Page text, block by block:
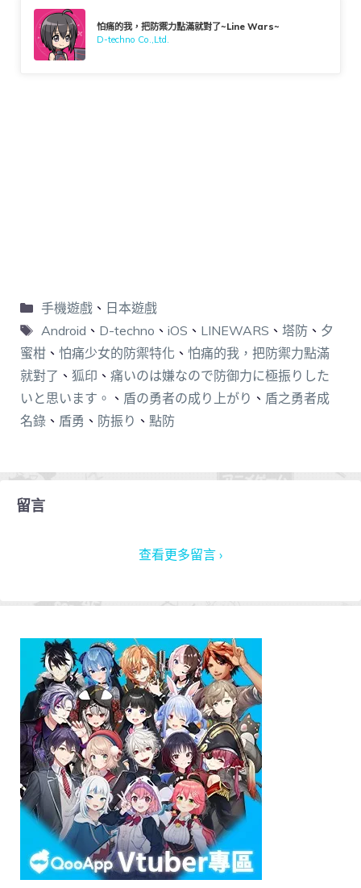
怕痛的我，把防禦力點滿就對了~Line Wars~
D-techno Co.,Ltd.
手機遊戲、 日本遊戲
Android 、 D-techno 、 iOS 、 LINEWARS 、 塔防、 夕
蜜柑 、 怕痛少女的防禦特化 、 怕痛的我，把防禦力點滿
就對了 、 狐印 、 痛いのは嫌なので防御力に極振りした
いと思います。 、 盾の勇者の成り上がり 、 盾之勇者成
名錄 、 盾勇 、 防振り 、 點防
留言
查看更多留言 ›